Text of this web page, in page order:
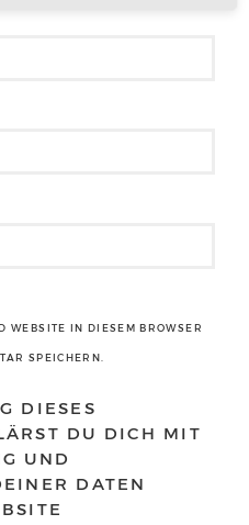
WEBSITE IN DIESEM BROWSER
SPEICHERN.
DIESES
DU DICH MIT
UND
DATEN